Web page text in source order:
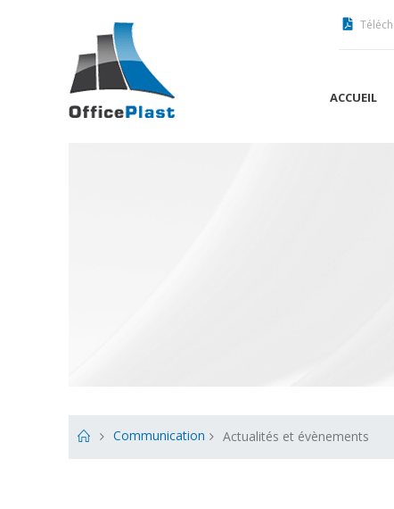
ACCUEIL
Communication Actualités et évènements